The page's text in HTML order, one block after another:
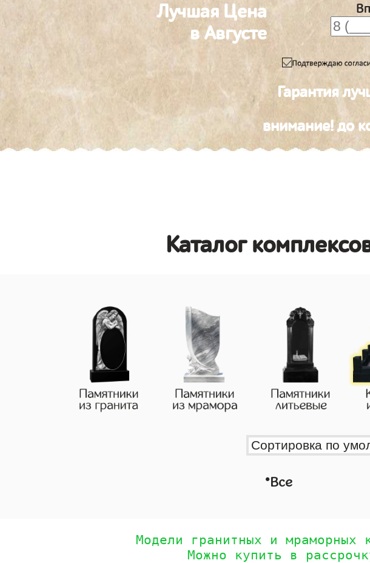
Лучшая Цена
в Августе
Гарантия
внимание! до
Каталог
•Все
Модели гранитных и мраморных
Можно купить в